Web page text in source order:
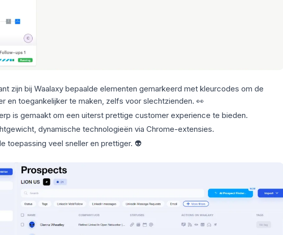
zijn bij Waalaxy bepaalde elementen gemarkeerd met kleurcodes om de
en toegankelijker te maken, zelfs voor slechtzienden. 👀
is gemaakt om een uiterst prettige customer experience te bieden.
dynamische technologieën via Chrome-extensies.
toepassing veel sneller en prettiger. 👽